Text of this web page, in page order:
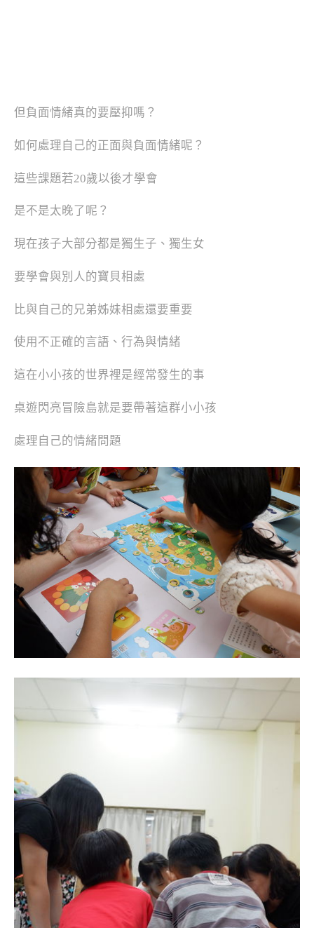
但負面情緒真的要壓抑嗎？
如何處理自己的正面與負面情緒呢？
這些課題若20歲以後才學會
是不是太晚了呢？
現在孩子大部分都是獨生子、獨生女
要學會與別人的寶貝相處
比與自己的兄弟姊妹相處還要重要
使用不正確的言語、行為與情緒
這在小小孩的世界裡是經常發生的事
桌遊閃亮冒險島就是要帶著這群小小孩
處理自己的情緒問題